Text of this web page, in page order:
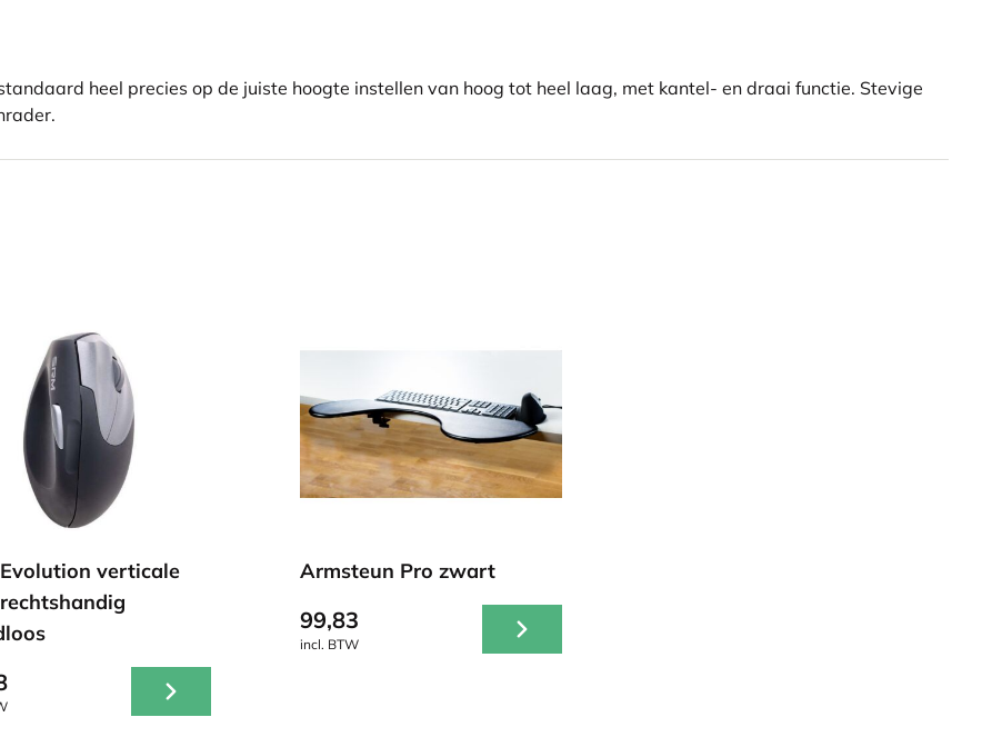
heel precies op de juiste hoogte instellen van hoog tot heel laag, met kantel- en draai functie. Stevige
verticale
Armsteun Pro zwart
99,83
incl. BTW